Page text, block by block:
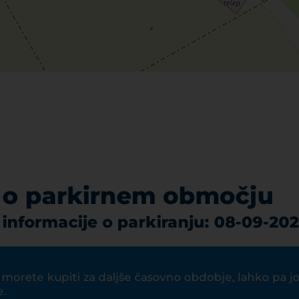
parkirnem območju
o parkiranju: 08-09-
kupiti za daljše časovno obdobje, lahko pa